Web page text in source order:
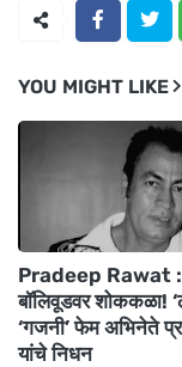
YOU MIGHT LIKE
Pradeep Rawat :
बॉलिवूडवर शोककळा!
‘गजनी’ फेम अभिनेते
यांचे निधन